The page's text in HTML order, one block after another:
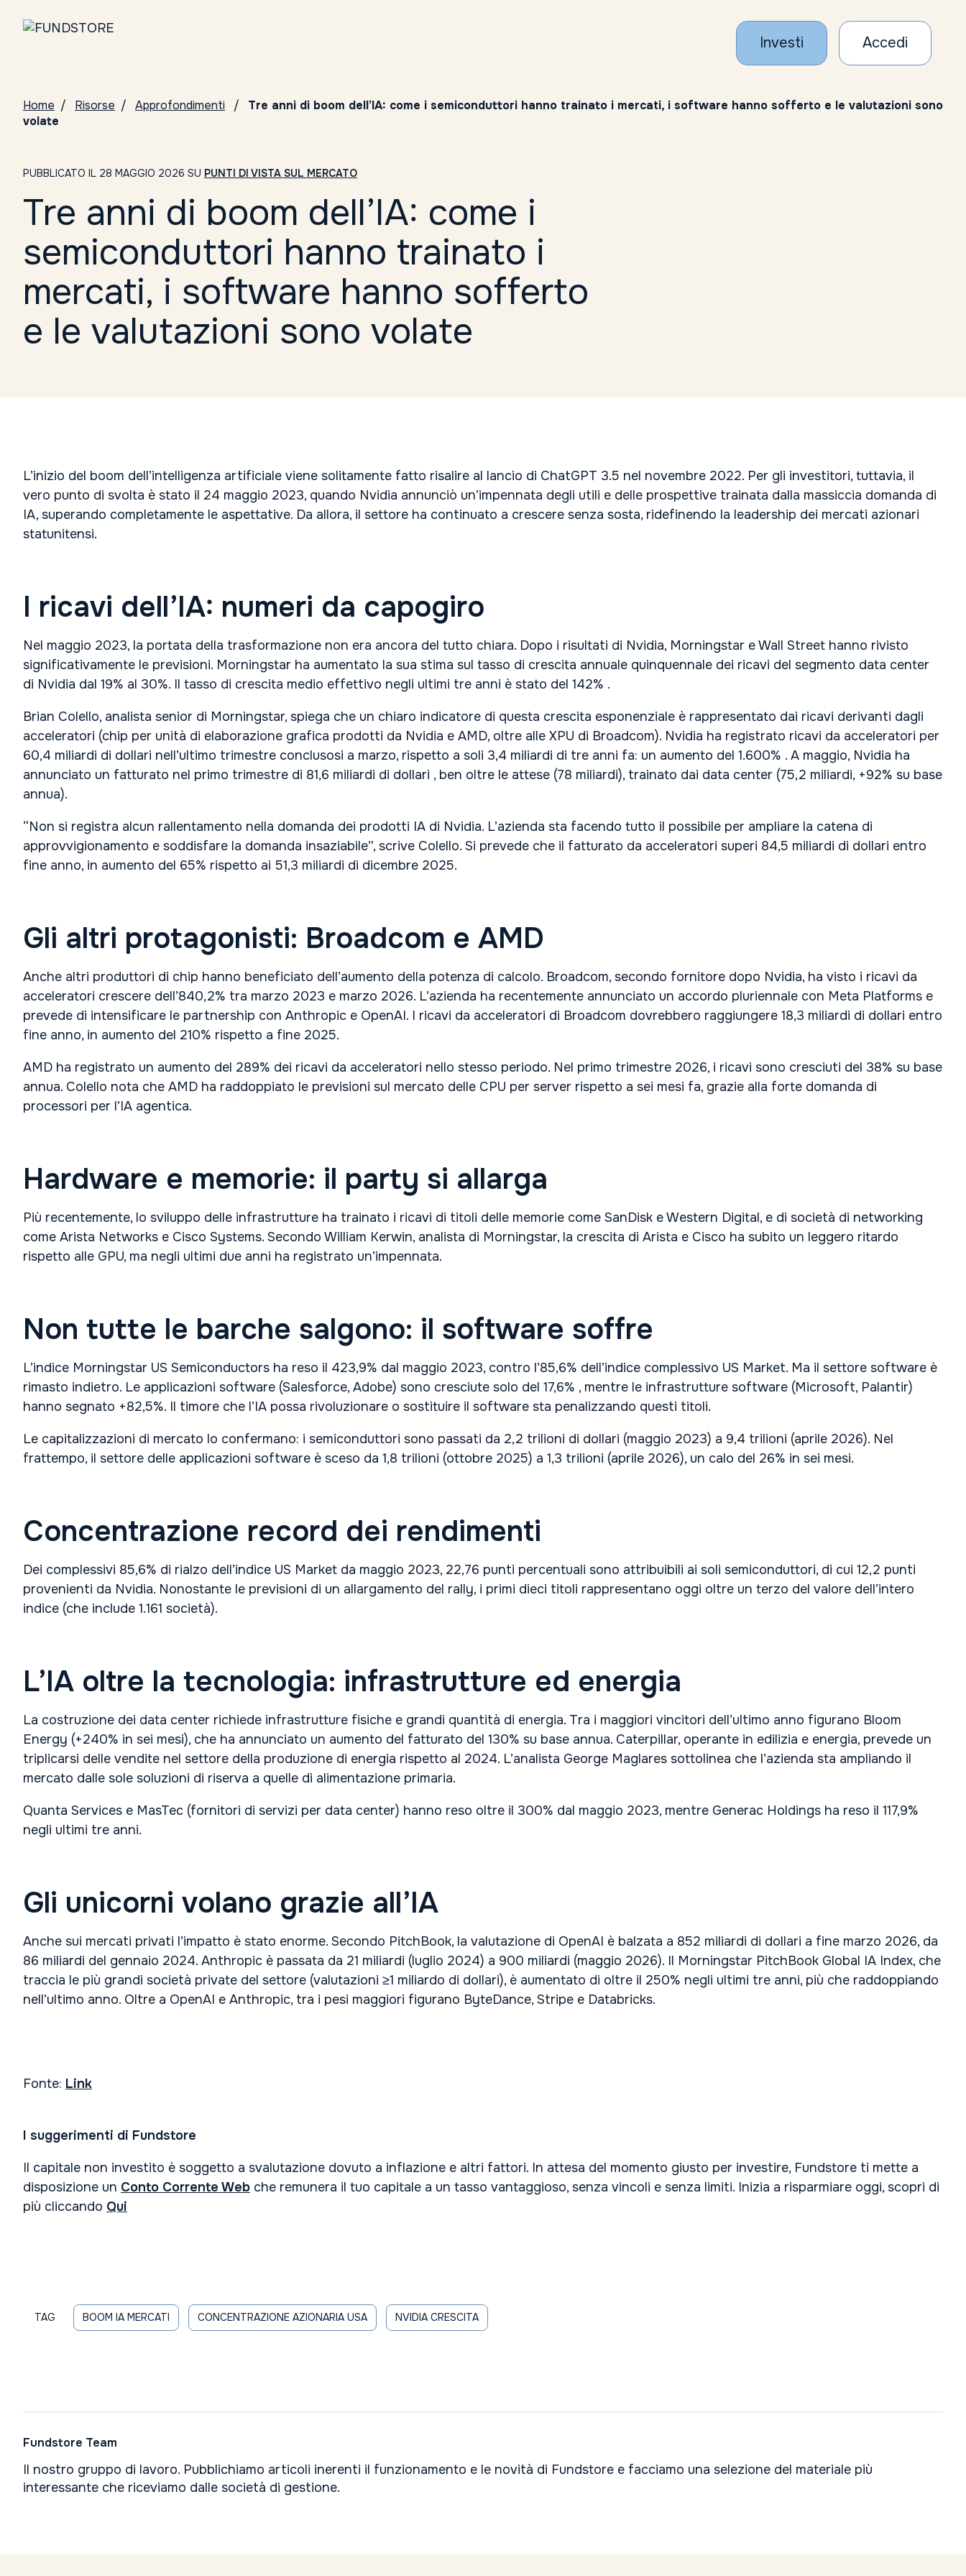
Investi Accedi
Home Risorse Approfondimenti
Tre anni di boom dell’IA: come i semiconduttori hanno trainato i mercati, i software hanno sofferto e le valutazioni sono
volate
PUBBLICATO IL 28 MAGGIO 2026 SU PUNTI DI VISTA SUL MERCATO
Tre anni di boom dell’IA: come i
semiconduttori hanno trainato i
mercati, i software hanno sofferto
e le valutazioni sono volate
L’inizio del boom dell’intelligenza artificiale viene solitamente fatto risalire al lancio di ChatGPT 3.5 nel novembre 2022. Per gli investitori, tuttavia, il
vero punto di svolta è stato il 24 maggio 2023, quando Nvidia annunciò un’impennata degli utili e delle prospettive trainata dalla massiccia domanda di
IA, superando completamente le aspettative. Da allora, il settore ha continuato a crescere senza sosta, ridefinendo la leadership dei mercati azionari
statunitensi.
I ricavi dell’IA: numeri da capogiro
Nel maggio 2023, la portata della trasformazione non era ancora del tutto chiara. Dopo i risultati di Nvidia, Morningstar e Wall Street hanno rivisto
significativamente le previsioni. Morningstar ha aumentato la sua stima sul tasso di crescita annuale quinquennale dei ricavi del segmento data center
di Nvidia dal 19% al 30%. Il tasso di crescita medio effettivo negli ultimi tre anni è stato del 142% .
Brian Colello, analista senior di Morningstar, spiega che un chiaro indicatore di questa crescita esponenziale è rappresentato dai ricavi derivanti dagli
acceleratori (chip per unità di elaborazione grafica prodotti da Nvidia e AMD, oltre alle XPU di Broadcom). Nvidia ha registrato ricavi da acceleratori per
60,4 miliardi di dollari nell’ultimo trimestre conclusosi a marzo, rispetto a soli 3,4 miliardi di tre anni fa: un aumento del 1.600% . A maggio, Nvidia ha
annunciato un fatturato nel primo trimestre di 81,6 miliardi di dollari , ben oltre le attese (78 miliardi), trainato dai data center (75,2 miliardi, +92% su base
annua).
“Non si registra alcun rallentamento nella domanda dei prodotti IA di Nvidia. L’azienda sta facendo tutto il possibile per ampliare la catena di
approvvigionamento e soddisfare la domanda insaziabile”, scrive Colello. Si prevede che il fatturato da acceleratori superi 84,5 miliardi di dollari entro
fine anno, in aumento del 65% rispetto ai 51,3 miliardi di dicembre 2025.
Gli altri protagonisti: Broadcom e AMD
Anche altri produttori di chip hanno beneficiato dell’aumento della potenza di calcolo. Broadcom, secondo fornitore dopo Nvidia, ha visto i ricavi da
acceleratori crescere dell’840,2% tra marzo 2023 e marzo 2026. L’azienda ha recentemente annunciato un accordo pluriennale con Meta Platforms e
prevede di intensificare le partnership con Anthropic e OpenAI. I ricavi da acceleratori di Broadcom dovrebbero raggiungere 18,3 miliardi di dollari entro
fine anno, in aumento del 210% rispetto a fine 2025.
AMD ha registrato un aumento del 289% dei ricavi da acceleratori nello stesso periodo. Nel primo trimestre 2026, i ricavi sono cresciuti del 38% su base
annua. Colello nota che AMD ha raddoppiato le previsioni sul mercato delle CPU per server rispetto a sei mesi fa, grazie alla forte domanda di
processori per l’IA agentica.
Hardware e memorie: il party si allarga
Più recentemente, lo sviluppo delle infrastrutture ha trainato i ricavi di titoli delle memorie come SanDisk e Western Digital, e di società di networking
come Arista Networks e Cisco Systems. Secondo William Kerwin, analista di Morningstar, la crescita di Arista e Cisco ha subito un leggero ritardo
rispetto alle GPU, ma negli ultimi due anni ha registrato un’impennata.
Non tutte le barche salgono: il software soffre
L’indice Morningstar US Semiconductors ha reso il 423,9% dal maggio 2023, contro l’85,6% dell’indice complessivo US Market. Ma il settore software è
rimasto indietro. Le applicazioni software (Salesforce, Adobe) sono cresciute solo del 17,6% , mentre le infrastrutture software (Microsoft, Palantir)
hanno segnato +82,5%. Il timore che l’IA possa rivoluzionare o sostituire il software sta penalizzando questi titoli.
Le capitalizzazioni di mercato lo confermano: i semiconduttori sono passati da 2,2 trilioni di dollari (maggio 2023) a 9,4 trilioni (aprile 2026). Nel
frattempo, il settore delle applicazioni software è sceso da 1,8 trilioni (ottobre 2025) a 1,3 trilioni (aprile 2026), un calo del 26% in sei mesi.
Concentrazione record dei rendimenti
Dei complessivi 85,6% di rialzo dell’indice US Market da maggio 2023, 22,76 punti percentuali sono attribuibili ai soli semiconduttori, di cui 12,2 punti
provenienti da Nvidia. Nonostante le previsioni di un allargamento del rally, i primi dieci titoli rappresentano oggi oltre un terzo del valore dell’intero
indice (che include 1.161 società).
L’IA oltre la tecnologia: infrastrutture ed energia
La costruzione dei data center richiede infrastrutture fisiche e grandi quantità di energia. Tra i maggiori vincitori dell’ultimo anno figurano Bloom
Energy (+240% in sei mesi), che ha annunciato un aumento del fatturato del 130% su base annua. Caterpillar, operante in edilizia e energia, prevede un
triplicarsi delle vendite nel settore della produzione di energia rispetto al 2024. L’analista George Maglares sottolinea che l’azienda sta ampliando il
mercato dalle sole soluzioni di riserva a quelle di alimentazione primaria.
Quanta Services e MasTec (fornitori di servizi per data center) hanno reso oltre il 300% dal maggio 2023, mentre Generac Holdings ha reso il 117,9%
negli ultimi tre anni.
Gli unicorni volano grazie all’IA
Anche sui mercati privati l’impatto è stato enorme. Secondo PitchBook, la valutazione di OpenAI è balzata a 852 miliardi di dollari a fine marzo 2026, da
86 miliardi del gennaio 2024. Anthropic è passata da 21 miliardi (luglio 2024) a 900 miliardi (maggio 2026). Il Morningstar PitchBook Global IA Index, che
traccia le più grandi società private del settore (valutazioni ≥1 miliardo di dollari), è aumentato di oltre il 250% negli ultimi tre anni, più che raddoppiando
nell’ultimo anno. Oltre a OpenAI e Anthropic, tra i pesi maggiori figurano ByteDance, Stripe e Databricks.
Fonte: Link
I suggerimenti di Fundstore
Il capitale non investito è soggetto a svalutazione dovuto a inflazione e altri fattori. In attesa del momento giusto per investire, Fundstore ti mette a
disposizione un Conto Corrente Web che remunera il tuo capitale a un tasso vantaggioso, senza vincoli e senza limiti. Inizia a risparmiare oggi, scopri di
più cliccando Qui
TAG BOOM IA MERCATI CONCENTRAZIONE AZIONARIA USA NVIDIA CRESCITA
Fundstore Team
Il nostro gruppo di lavoro. Pubblichiamo articoli inerenti il funzionamento e le novità di Fundstore e facciamo una selezione del materiale più
interessante che riceviamo dalle società di gestione.